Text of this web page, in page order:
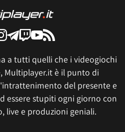
a tutti quelli che i videogiochi
Multiplayer.it è il punto di
del presente e
essere stupiti ogni giorno con
live e produzioni geniali.